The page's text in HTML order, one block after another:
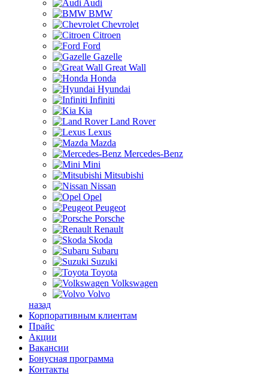
Audi
BMW
Chevrolet
Citroen
Ford
Gazelle
Great Wall
Honda
Hyundai
Infiniti
Kia
Land Rover
Lexus
Mazda
Mercedes-Benz
Mini
Mitsubishi
Nissan
Opel
Peugeot
Porsche
Renault
Skoda
Subaru
Suzuki
Toyota
Volkswagen
Volvo
назад
Корпоративным клиентам
Прайс
Акции
Вакансии
Бонусная программа
Контакты